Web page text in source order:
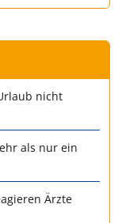
nicht
als nur ein
Ärzte